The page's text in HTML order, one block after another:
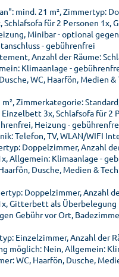
mind. 21 m², Zimmertyp:
für 2 Personen
Minibar - optional
- gebührenfrei
Anzahl der Räume:
Klimaanlage -
WC, Haarfön, Medien
Zimmerkategorie:
3x, Schlafsofa für
Heizung -
Telefon, TV, WLAN/WIFI
Doppelzimmer, Anzahl
Allgemein: Klimaanlage -
Dusche, Medien &
Doppelzimmer, Anzahl
Gitterbett als
Gebühr vor Ort,
Einzelzimmer, Anzahl der
Nein, Allgemein:
WC, Haarfön, Dusche,